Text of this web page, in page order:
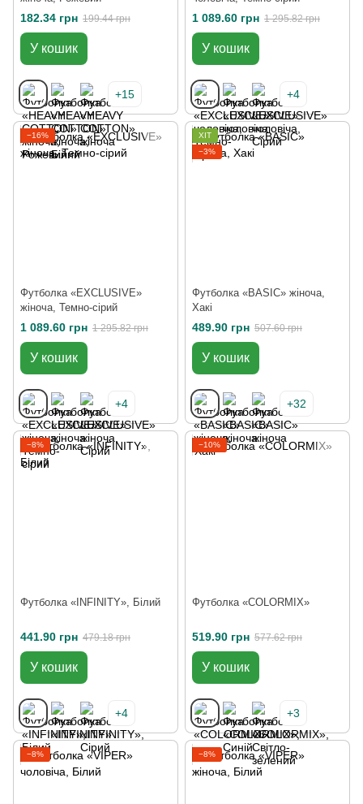
182.34 грн 199.44 грн
У кошик
+15
1 089.60 грн 1 295.82 грн
У кошик
+4
−16%
Футболка «EXCLUSIVE»
жіноча, Темно-сірий
1 089.60 грн 1 295.82 грн
У кошик
+4
ХІТ
−3%
Футболка «BASIC» жіноча,
Хакі
489.90 грн 507.60 грн
У кошик
+32
−8%
Футболка «INFINITY», Білий
441.90 грн 479.18 грн
У кошик
+4
−10%
Футболка «COLORMIX»
519.90 грн 577.62 грн
У кошик
+3
−8% −8%